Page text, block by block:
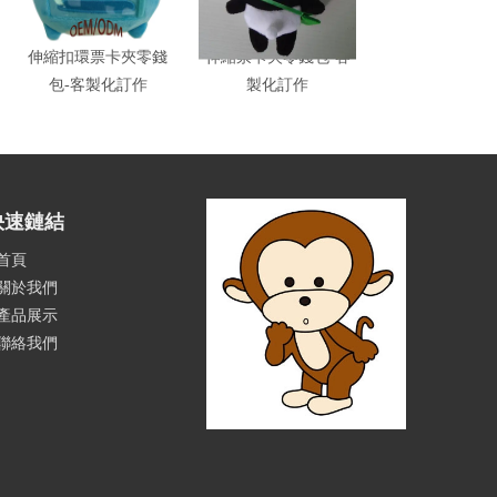
伸縮扣環票卡夾零錢
包-客製化訂作
伸縮票卡夾零錢包-客
製化訂作
速鏈結
頁
於我們
品展示
絡我們